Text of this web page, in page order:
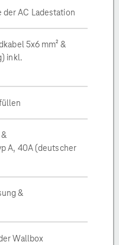
AC Ladestation
5x6 mm² &
inkl.
A, 40A (deutscher
&
Wallbox